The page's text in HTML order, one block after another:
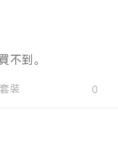
不到。
裝 0